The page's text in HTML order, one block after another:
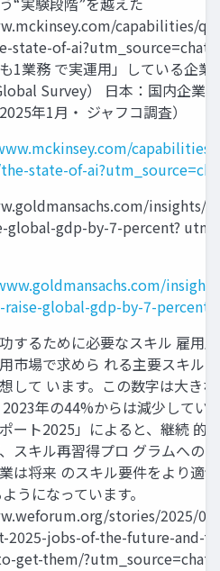
capabilities/
state-of-
も1業務 で実運用」している企
Survey） 日本：国内企業
年1月・ ジャフコ調査）
state-of-
insights/
global-gdp-by-7-percent?
global-gdp-by-7-percent?
するために必要なスキル 雇用
市場で求めら れる主要スキル
して います。この数字は大き
2023年の44%からは減少してい
ート2025」によると、継続 的
スキル再習得プロ グラムへの
は将来 のスキル要件をより適
うになっています。
stories/2025/
2025-jobs-of-the-future-and-
get-them/